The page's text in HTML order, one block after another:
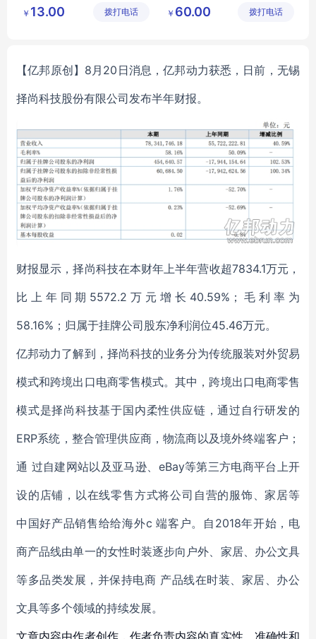
脱盐乳清粉营养强化剂
技有限公
￥ 13.00 拨打电话
海藻酸钠价格
加剂有限
￥ 60.00 拨打电话
【亿邦原创】8月20日消息，亿邦动力获悉，日前，无锡
择尚科技股份有限公司发布半年财报。
财报显示，择尚科技在本财年上半年营收超7834.1万元，
比上年同期5572.2万元增长40.59%；毛利率为
58.16%；归属于挂牌公司股东净利润位45.46万元。
亿邦动力了解到，择尚科技的业务分为传统服装对外贸易
模式和跨境出口电商零售模式。其中，跨境出口电商零售
模式是择尚科技基于国内柔性供应链，通过自行研发的
ERP系统，整合管理供应商，物流商以及境外终端客户；
通 过自建网站以及亚马逊、eBay等第三方电商平台上开
设的店铺，以在线零售方式将公司自营的服饰、家居等
中国好产品销售给给海外c 端客户。自2018年开始，电
商产品线由单一的女性时装逐步向户外、家居、办公文具
等多品类发展，并保持电商 产品线在时装、家居、办公
文具等多个领域的持续发展。
文章内容由作者创作，作者负责内容的真实性、准确性和